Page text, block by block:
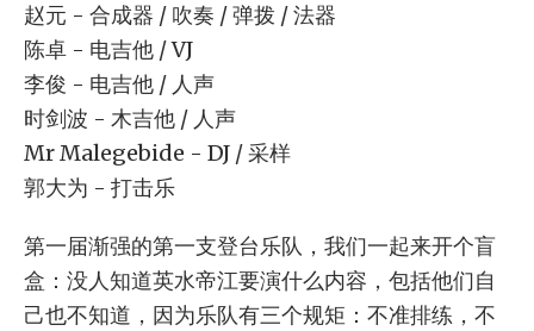
赵元 - 合成器 / 吹奏 / 弹拨 / 法器
陈卓 - 电吉他 / VJ
李俊 - 电吉他 / 人声
时剑波 - 木吉他 / 人声
Mr Malegebide - DJ / 采样
郭大为 - 打击乐
第一届渐强的第一支登台乐队，我们一起来开个盲
盒：没人知道英水帝江要演什么内容，包括他们自
己也不知道，因为乐队有三个规矩：不准排练，不